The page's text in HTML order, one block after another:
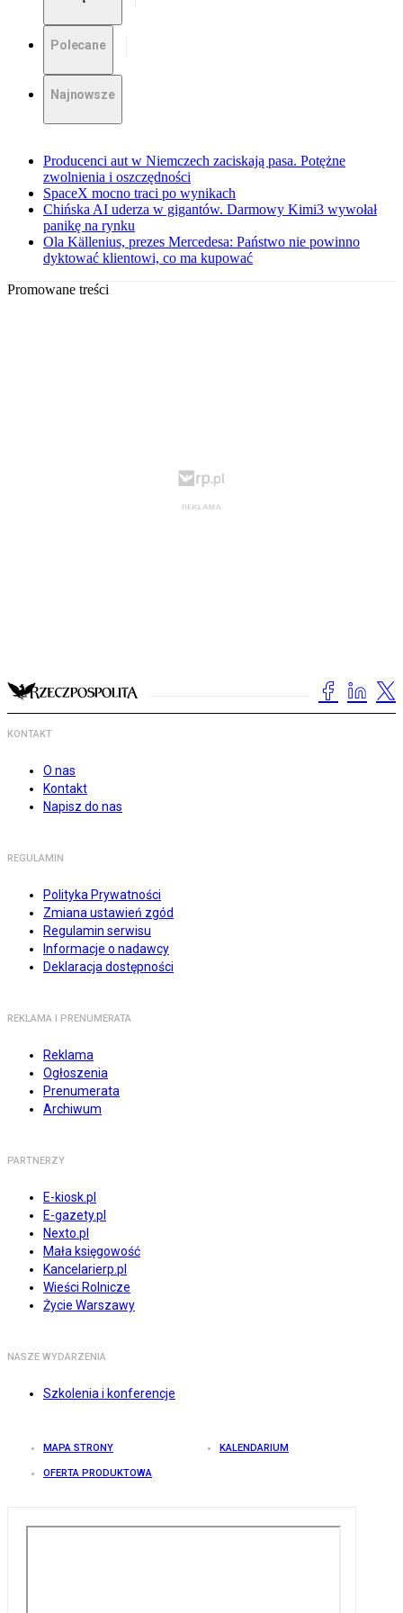
Polecane
Najnowsze
Producenci aut w Niemczech zaciskają pasa. Potężne
zwolnienia i oszczędności
SpaceX mocno traci po wynikach
Chińska AI uderza w gigantów. Darmowy Kimi3 wywołał
panikę na rynku
Ola Källenius, prezes Mercedesa: Państwo nie powinno
dyktować klientowi, co ma kupować
Promowane treści
KONTAKT
O nas
Kontakt
Napisz do nas
REGULAMIN
Polityka Prywatności
Zmiana ustawień zgód
Regulamin serwisu
Informacje o nadawcy
Deklaracja dostępności
REKLAMA I PRENUMERATA
Reklama
Ogłoszenia
Prenumerata
Archiwum
PARTNERZY
E-kiosk.pl
E-gazety.pl
Nexto.pl
Mała księgowość
Kancelarierp.pl
Wieści Rolnicze
Życie Warszawy
NASZE WYDARZENIA
Szkolenia i konferencje
MAPA STRONY KALENDARIUM
OFERTA PRODUKTOWA